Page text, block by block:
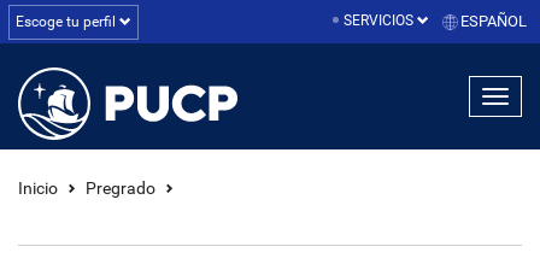
Escoge tu perfil SERVICIOS ESPAÑOL
Inicio Pregrado